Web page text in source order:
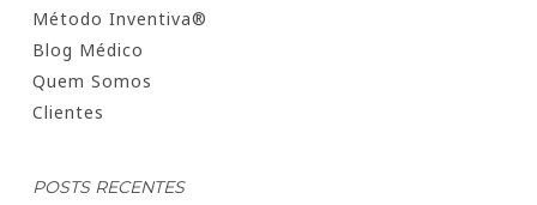
Método Inventiva®
Blog Médico
Quem Somos
Clientes
POSTS RECENTES